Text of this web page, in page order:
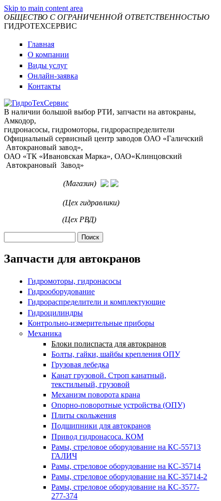
Skip to main content area
ОБЩЕСТВО С ОГРАНИЧЕННОЙ ОТВЕТСТВЕННОСТЬЮ
ГИДРОТЕХСЕРВИС
Главная
О компании
Виды услуг
Онлайн-заявка
Контакты
В наличии большой выбор РТИ, запчасти на автокраны,
Амкодор,
гидронасосы, гидромоторы, гидрораспределители
Официальный сервисный центр заводов ОАО «Галичский
Автокрановый завод»,
ОАО «ТК «Ивановская Марка», ОАО«Клинцовский
Автокрановый Завод»
(Магазин)
(Цех гидравлики)
(Цех РВД)
Запчасти для автокранов
Гидромоторы, гидронасосы
Гидрооборудование
Гидрораспределители и комплектующие
Гидроцилиндры
Контрольно-измерительные приборы
Механика
Блоки полиспаста для автокранов
Болты, гайки, шайбы крепления ОПУ
Грузовая лебедка
Канат грузовой. Строп канатный,
текстильный, грузовой
Механизм поворота крана
Опорно-поворотные устройства (ОПУ)
Плиты скольжения
Подшипники для автокранов
Привод гидронасоса. КОМ
Рамы, стреловое оборудование на КС-55713
ГАЛИЧ
Рамы, стреловое оборудование на КС-35714
Рамы, стреловое оборудование на КС-35714-2
Рамы, стреловое оборудование на КС-3577-
277-374